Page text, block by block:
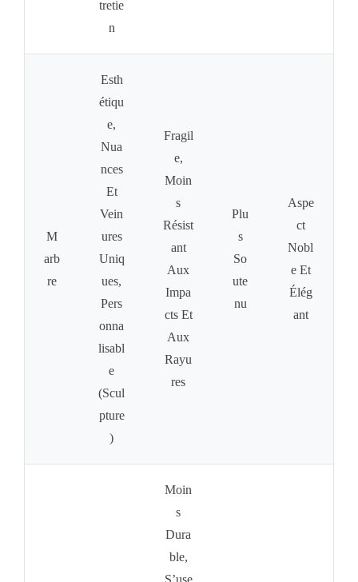
Tretie
N
M
Arb
Re
Esth
Étiqu
E,
Nua
Nces
Et
Vein
Ures
Uniq
Ues,
Pers
Onna
Lisabl
E
(scul
Pture
)
Fragil
E,
Moin
S
Résist
Ant
Aux
Impa
Cts Et
Aux
Rayu
Res
Plu
S
So
Ute
Nu
Aspe
Ct
Nobl
E Et
Élég
Ant
Moin
S
Dura
Ble,
S’use